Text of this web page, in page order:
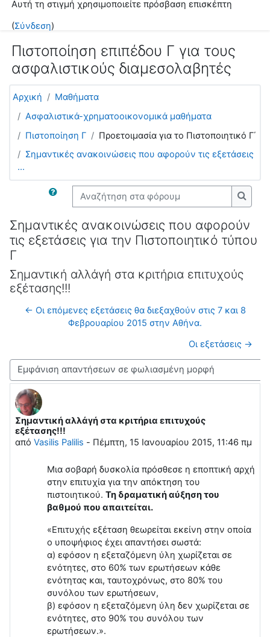
Μετάβαση στο κεντρικό περιεχόμενο
Αυτή τη στιγμή χρησιμοποιείτε πρόσβαση επισκέπτη
(Σύνδεση)
Πιστοποίηση επιπέδου Γ για τους
ασφαλιστικούς διαμεσολαβητές
Αρχική
Μαθήματα
Ασφαλιστικά-χρηματοοικονομικά μαθήματα
Πιστοποίηση Γ
Προετοιμασία για το Πιστοποιητικό Γ΄
Σημαντικές ανακοινώσεις που αφορούν τις εξετάσεις
...
Αναζήτηση στα φόρουμ
Σημαντικές ανακοινώσεις που αφορούν
τις εξετάσεις για την Πιστοποιητικό τύπου
Γ
Σημαντική αλλάγή στα κριτήρια επιτυχούς
εξέτασης!!!
← Οι επόμενες εξετάσεις θα διεξαχθούν στις 7 και 8
Φεβρουαρίου 2015 στην Αθήνα.
Οι εξετάσεις →
Λειτουργία εμφάνισης
Σημαντική αλλάγή στα κριτήρια επιτυχούς
εξέτασης!!!
από Vasilis Palilis - Πέμπτη, 15 Ιανουαρίου 2015, 11:46 πμ
Αριθμός απαντήσεων: 0
Μια σοβαρή δυσκολία πρόσθεσε η εποπτική αρχή
στην επιτυχία για την απόκτηση του
πιστοιητικού. Τη δραματική αύξηση του
βαθμού που απαιτείται.
«Επιτυχής εξέταση θεωρείται εκείνη στην οποία
ο υποψήφιος έχει απαντήσει σωστά:
α) εφόσον η εξεταζόμενη ύλη χωρίζεται σε
ενότητες, στο 60% των ερωτήσεων κάθε
ενότητας και, ταυτοχρόνως, στο 80% του
συνόλου των ερωτήσεων,
β) εφόσον η εξεταζόμενη ύλη δεν χωρίζεται σε
ενότητες, στο 90% του συνόλου των
ερωτήσεων.».